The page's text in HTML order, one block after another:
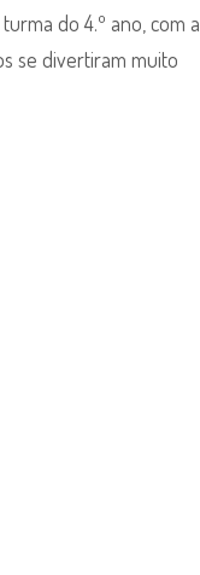
do 4.º ano, com a
se divertiram muito